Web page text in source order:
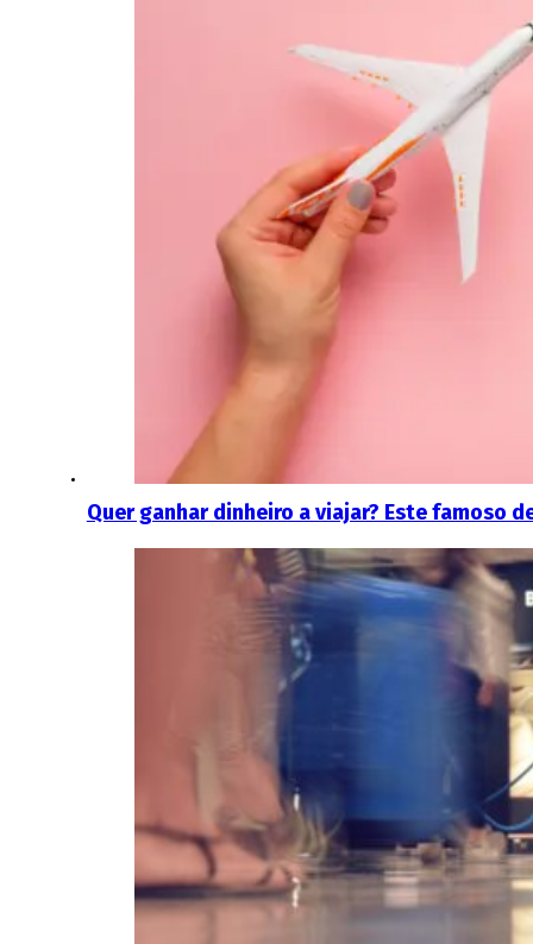
Quer ganhar dinheiro a viajar? Este famoso